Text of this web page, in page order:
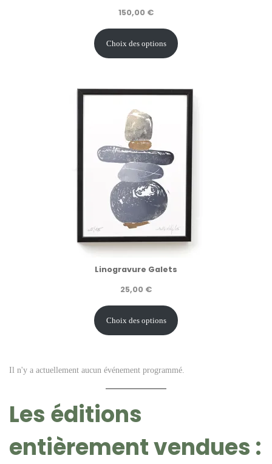
150,00 €
Choix des options
Linogravure Galets
25,00 €
Choix des options
Il n'y a actuellement aucun événement programmé.
Les éditions
entièrement vendues :